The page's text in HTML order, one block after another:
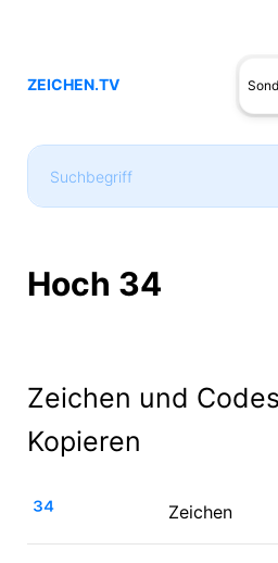
ZEICHEN.TV
Hoch 34
Zeichen und
Kopieren
³⁴ Zeichen